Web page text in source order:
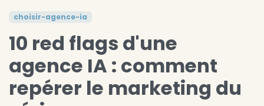
choisir-agence-ia
10 red flags d'une
agence IA : comment
repérer le marketing du